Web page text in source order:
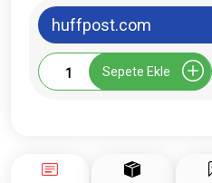
huffpost.com
Huffpost.com
Tanıtım
Sepete Ekle